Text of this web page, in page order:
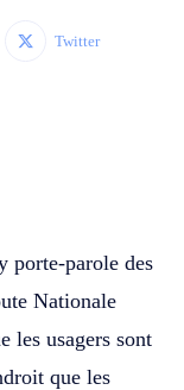
Twitter
porte-parole des
Nationale
les usagers sont
que les